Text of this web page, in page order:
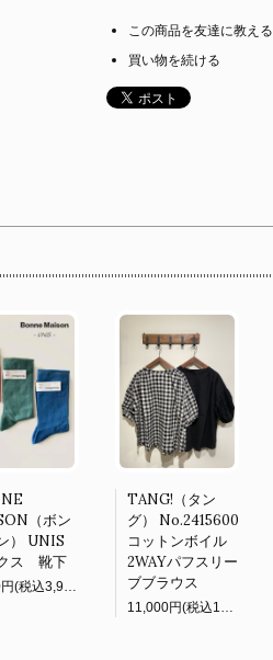
この商品を友達に教える
買い物を続ける
（ボン
） UNIS
ス 靴下
3,600円(税込3,960円)
TANG!（タン
グ） No.2415600
コットンボイル
2WAYパフスリー
ブブラウス
11,000円(税込12,100円)